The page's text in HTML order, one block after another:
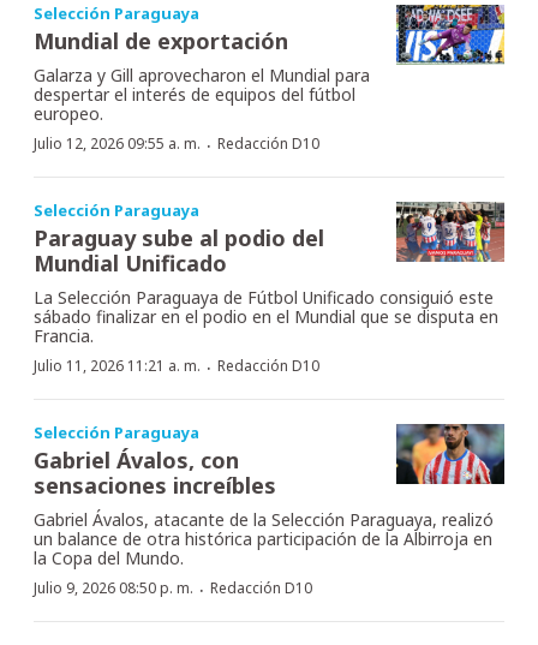
Selección Paraguaya
Mundial de exportación
Galarza y Gill aprovecharon el Mundial para
despertar el interés de equipos del fútbol
europeo.
Julio 12, 2026 09:55 a. m. · Redacción D10
Selección Paraguaya
Paraguay sube al podio del
Mundial Unificado
La Selección Paraguaya de Fútbol Unificado consiguió este
sábado finalizar en el podio en el Mundial que se disputa en
Francia.
Julio 11, 2026 11:21 a. m. · Redacción D10
Selección Paraguaya
Gabriel Ávalos, con
sensaciones increíbles
Gabriel Ávalos, atacante de la Selección Paraguaya, realizó
un balance de otra histórica participación de la Albirroja en
la Copa del Mundo.
Julio 9, 2026 08:50 p. m. · Redacción D10